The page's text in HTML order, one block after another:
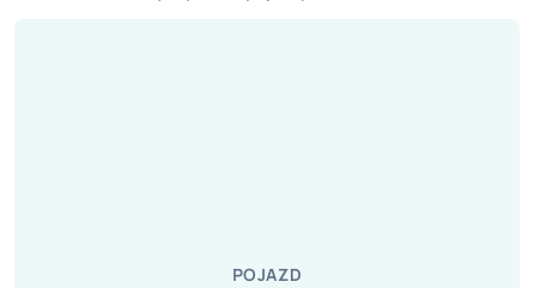
POJAZD